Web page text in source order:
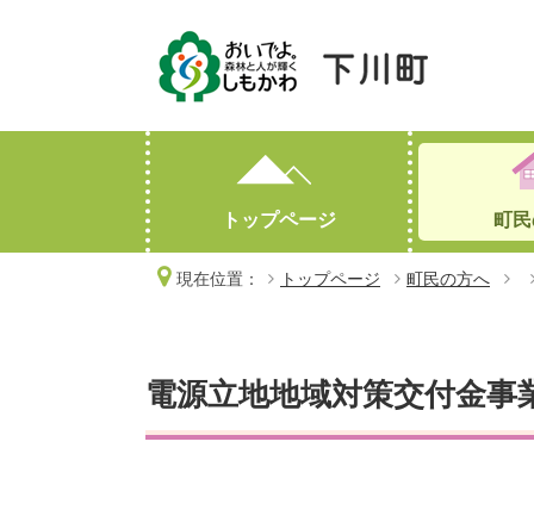
トップページ 町
オープンデータ
現在位置： トップページ 町民の方へ
電源立地地域対策交付金事